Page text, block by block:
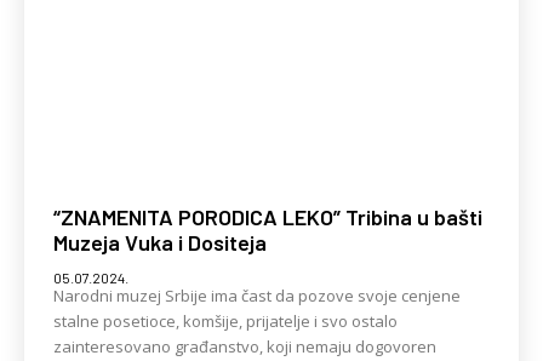
“ZNAMENITA PORODICA LEKO” Tribina u bašti
Muzeja Vuka i Dositeja
05.07.2024.
Narodni muzej Srbije ima čast da pozove svoje cenjene
stalne posetioce, komšije, prijatelje i svo ostalo
zainteresovano građanstvo, koji nemaju dogovoren